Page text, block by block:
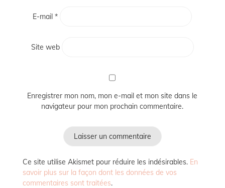
E-mail*
Site web
Enregistrer mon nom, mon e-mail et mon site dans le
navigateur pour mon prochain commentaire.
Ce site utilise Akismet pour réduire les indésirables. En
savoir plus sur la façon dont les données de vos
commentaires sont traitées.